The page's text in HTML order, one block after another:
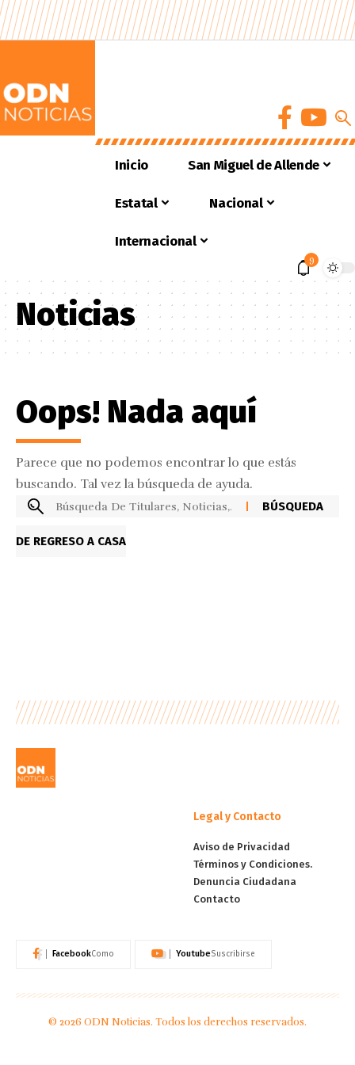
Inicio San Miguel de Allende
Estatal Nacional
Internacional
9
Noticias
Oops! Nada aquí
Parece que no podemos encontrar lo que estás
buscando. Tal vez la búsqueda de ayuda.
DE REGRESO A CASA
Legal y Contacto
Aviso de Privacidad
Términos y Condiciones.
Denuncia Ciudadana
Contacto
FacebookComo YoutubeSuscribirse
© 2026 ODN Noticias. Todos los derechos reservados.